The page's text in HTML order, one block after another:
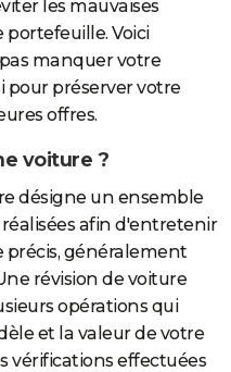
les mauvaises
Voici
manquer votre
pour préserver votre
offres.
voiture ?
désigne un ensemble
afin d'entretenir
généralement
révision de voiture
opérations qui
et la valeur de votre
vérifications effectuées